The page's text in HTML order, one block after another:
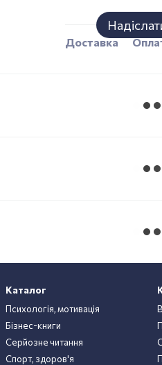
Доставка
Каталог
Психологія, мотивація
Бізнес-книги
Серйозне читання
Спорт, здоров'я